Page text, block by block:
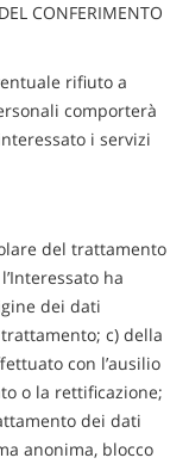
CONFERIMENTO
rifiuto a
comporterà
i servizi
del trattamento
ha
dei dati
c) della
con l’ausilio
o la rettificazione;
dei dati
anonima, blocco